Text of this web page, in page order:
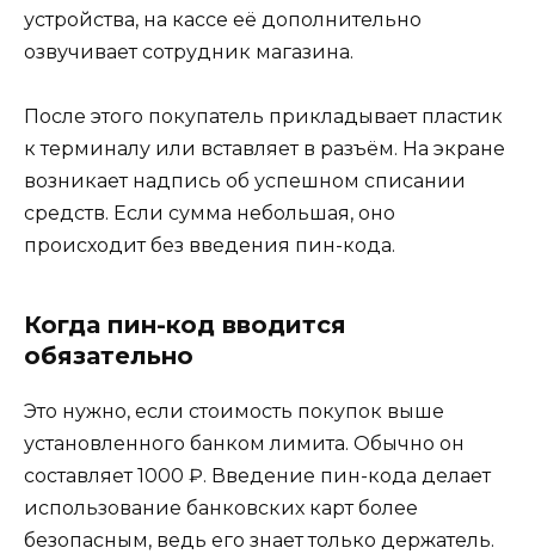
устройства, на кассе её дополнительно
озвучивает сотрудник магазина.
После этого покупатель прикладывает пластик
к терминалу или вставляет в разъём. На экране
возникает надпись об успешном списании
средств. Если сумма небольшая, оно
происходит без введения пин-кода.
Когда пин-код вводится
обязательно
Это нужно, если стоимость покупок выше
установленного банком лимита. Обычно он
составляет 1000 ₽. Введение пин-кода делает
использование банковских карт более
безопасным, ведь его знает только держатель.